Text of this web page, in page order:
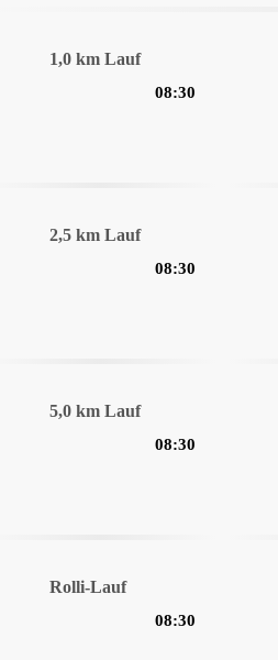
1,0 km Lauf
08:30
2,5 km Lauf
08:30
5,0 km Lauf
08:30
Rolli-Lauf
08:30